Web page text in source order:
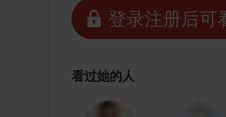
 登录注册后可
看过她的人